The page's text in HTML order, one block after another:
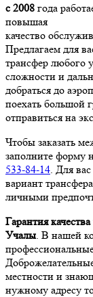
с 2008 года
повышая
качество
Предлагаем для
трансфер любого
сложности и
добраться до
поехать большой
отправиться на
Чтобы заказать
заполните форму
533-84-14. Для
вариант
личными
Гарантия
Учалы. В нашей
местности и
нужному адресу